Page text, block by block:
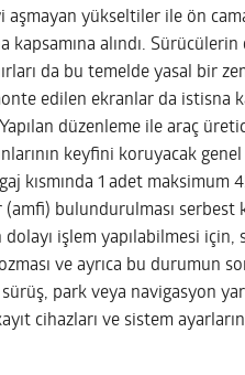
aşmayan yükseltiler ile ön
kapsamına alındı.
da bu temelde yasal bir
edilen ekranlar da istisna
düzenleme ile araç
keyfini koruyacak
kısmında 1 adet
bulundurulması serbest
işlem yapılabilmesi için,
ve ayrıca bu durumun
park veya navigasyon
cihazları ve sistem